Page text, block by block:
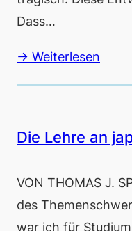
Dass…
→ Weiterlesen
Die Lehre an
VON THOMAS J.
des
war ich für